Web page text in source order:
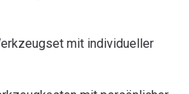
mit individueller